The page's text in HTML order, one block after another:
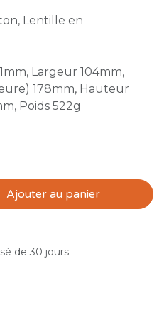
Lentille en
Largeur 104mm,
178mm, Hauteur
Poids 522g
Ajouter au panier
de 30 jours